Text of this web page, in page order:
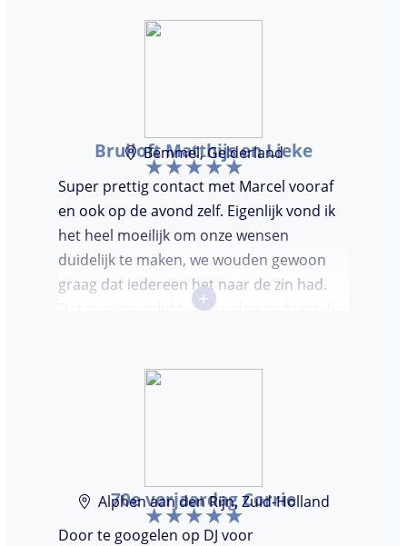
Bruiloft Matthijs en Lieke
Bemmel, Gelderland
Super prettig contact met Marcel vooraf
en ook op de avond zelf. Eigenlijk vond ik
het heel moeilijk om onze wensen
duidelijk te maken, we wouden gewoon
graag dat iedereen het naar de zin had.
Dat is zeker gelukt, er is volop gedanst. Ik
avondje gehad en zou DJ huren zeker
+
70e verjaardag Corrie
Alphen aan den Rijn, Zuid-Holland
Door te googelen op DJ voor